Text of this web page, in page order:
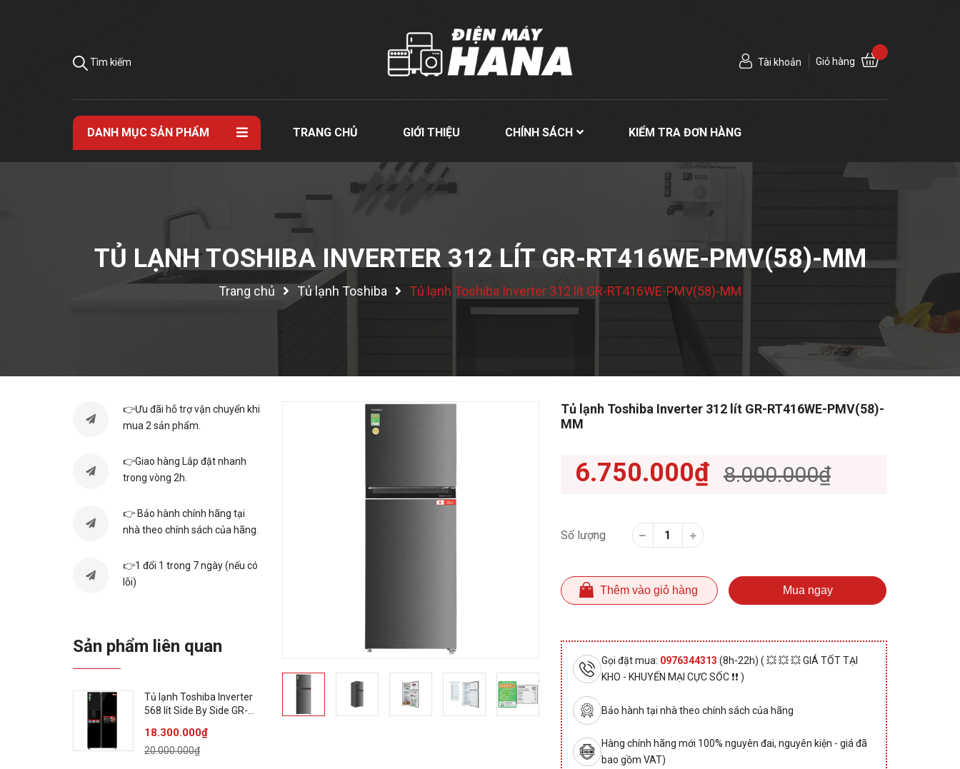
Tìm kiếm Tài khoản Giỏ hàng
DANH MỤC SẢN PHẨM TRANG CHỦ GIỚI THIỆU CHÍNH SÁCH KIỂM TRA ĐƠN HÀNG
TỦ LẠNH TOSHIBA INVERTER 312 LÍT GR-RT416WE-PMV(58)-MM
Trang chủ Tủ lạnh Toshiba Tủ lạnh Toshiba Inverter 312 lít GR-RT416WE-PMV(58)-MM
Tủ lạnh Toshiba Inverter 312 lít GR-RT416WE-PMV(58)-
MM
6.750.000₫ 8.000.000₫
Số lượng
Thêm vào giỏ hàng Mua ngay
Gọi đặt mua: 0976344313 (8h-22h) ( 💥 💥 💥 GIÁ TỐT TẠI
KHO - KHUYẾN MẠI CỰC SỐC ❗❗ )
Bảo hành tại nhà theo chính sách của hãng
Hàng chính hãng mới 100% nguyên đai, nguyên kiện - giá đã
bao gồm VAT)
👉Ưu đãi hỗ trợ vận chuyển khi
mua 2 sản phẩm.
👉Giao hàng Lắp đặt nhanh
trong vòng 2h.
👉 Bảo hành chính hãng tại
nhà theo chính sách của hãng.
👉1 đổi 1 trong 7 ngày (nếu có
lỗi)
Sản phẩm liên quan
Tủ lạnh Toshiba Inverter
568 lít Side By Side GR-
18.300.000₫
20.000.000₫